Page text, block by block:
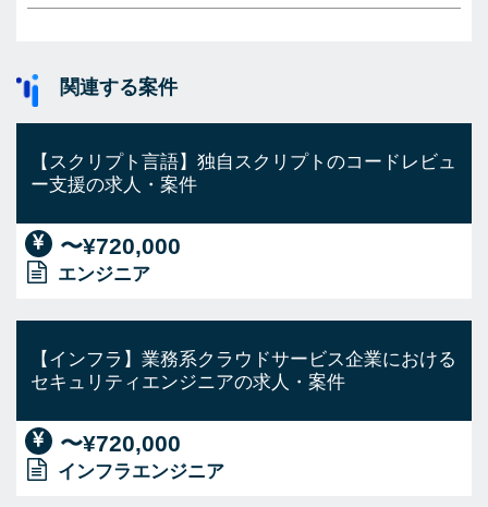
関連する案件
【スクリプト言語】独自スクリプトのコードレビュ
ー支援の求人・案件
〜¥720,000
エンジニア
【インフラ】業務系クラウドサービス企業における
セキュリティエンジニアの求人・案件
〜¥720,000
インフラエンジニア